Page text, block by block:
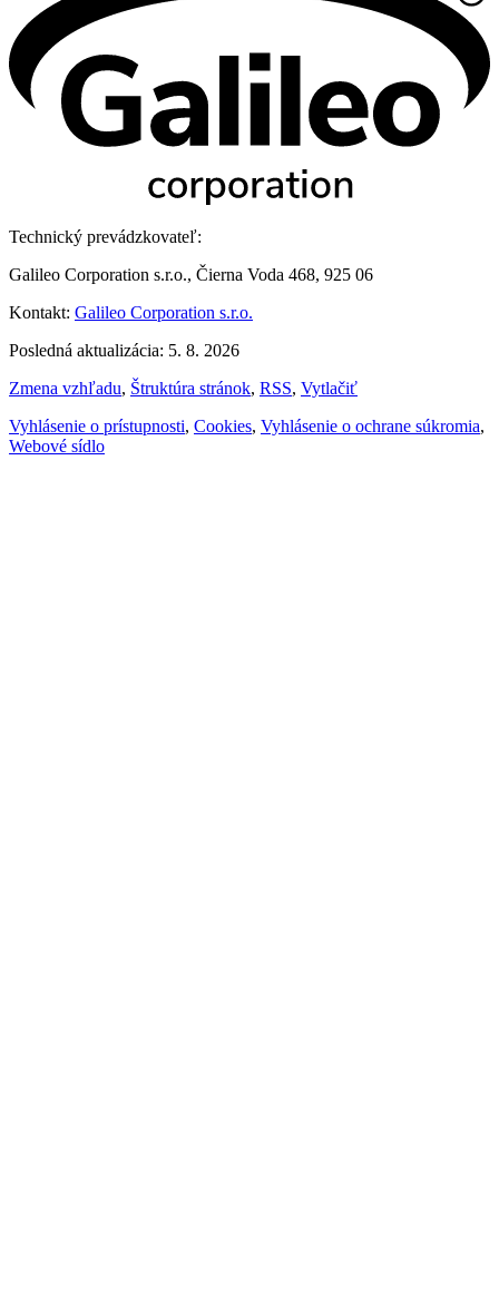
Technický prevádzkovateľ:
Galileo Corporation s.r.o., Čierna Voda 468, 925 06
Kontakt: Galileo Corporation s.r.o.
Posledná aktualizácia: 5. 8. 2026
Zmena vzhľadu, Štruktúra stránok, RSS, Vytlačiť
Vyhlásenie o prístupnosti, Cookies, Vyhlásenie o ochrane súkromia,
Webové sídlo